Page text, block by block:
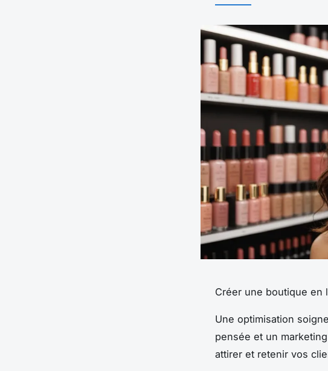
Créer une boutique en
Une optimisation
pensée et un
attirer et retenir vos